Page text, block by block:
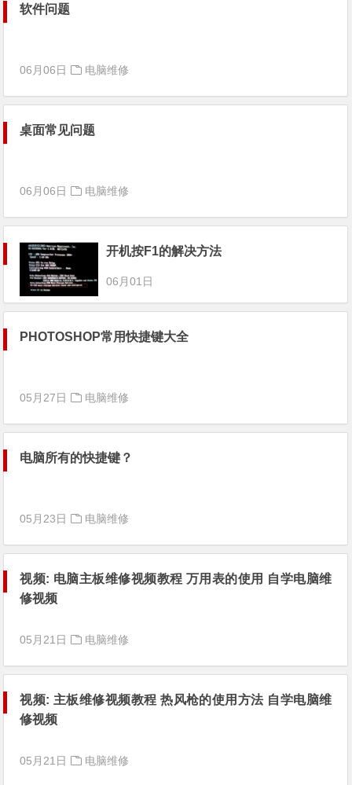
软件问题
06月06日 电脑维修
桌面常见问题
06月06日 电脑维修
开机按F1的解决方法
06月01日
PHOTOSHOP常用快捷键大全
05月27日 电脑维修
电脑所有的快捷键？
05月23日 电脑维修
视频: 电脑主板维修视频教程 万用表的使用 自学电脑维
修视频
05月21日 电脑维修
视频: 主板维修视频教程 热风枪的使用方法 自学电脑维
修视频
05月21日 电脑维修